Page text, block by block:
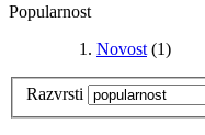
Popularnost
Novost (1)
Razvrsti